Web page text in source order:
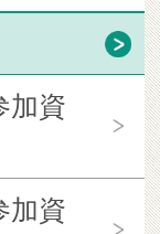
加資
加資